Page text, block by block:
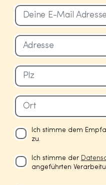
Ich stimme dem
zu.
Ich stimme der
angeführten